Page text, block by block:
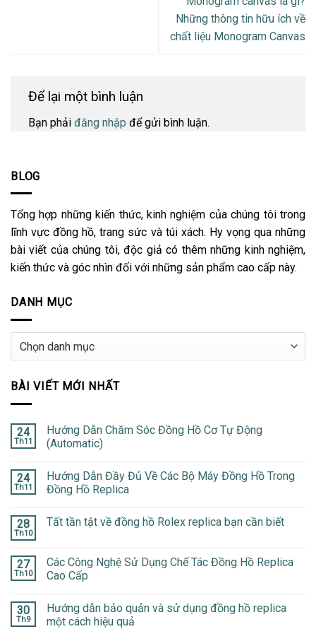
Những thông tin hữu ích về
chất liệu Monogram Canvas
Để lại một bình luận
Bạn phải đăng nhập để gửi bình luận.
BLOG
Tổng hợp những kiến thức, kinh nghiệm của chúng tôi trong
lĩnh vực đồng hồ, trang sức và túi xách. Hy vọng qua những
bài viết của chúng tôi, độc giả có thêm những kinh nghiệm,
kiến thức và góc nhìn đối với những sản phẩm cao cấp này.
DANH MỤC
Danh
BÀI VIẾT MỚI NHẤT
24
Th11
Hướng Dẫn Chăm Sóc Đồng Hồ Cơ Tự Động
(Automatic)
24
Th11
Hướng Dẫn Đầy Đủ Về Các Bộ Máy Đồng Hồ Trong
Đồng Hồ Replica
28
Th10
Tất tần tật về đồng hồ Rolex replica bạn cần biết
27
Th10
Các Công Nghệ Sử Dụng Chế Tác Đồng Hồ Replica
Cao Cấp
30
Th9
Hướng dẫn bảo quản và sử dụng đồng hồ replica
một cách hiệu quả